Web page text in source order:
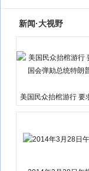
新闻·大视野
美国民众抬棺游行 要